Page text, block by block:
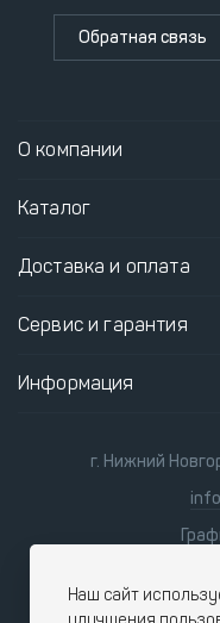
Обратная связь
О компании
Каталог
Доставка и оплата
Сервис и гарантия
Информация
г. Нижний
Наш сайт